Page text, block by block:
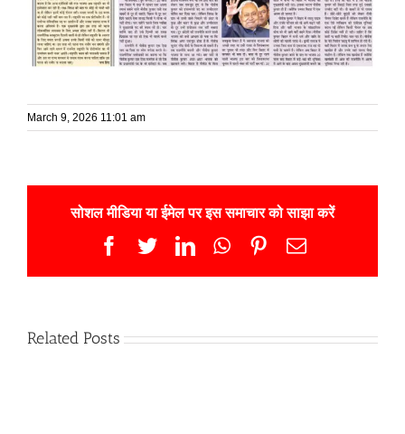
March 9, 2026 11:01 am
सोशल मीडिया या ईमेल पर इस समाचार को साझा करें
Facebook
TwitterLinkedInWhatsApp
Pinterest
Email
Related Posts